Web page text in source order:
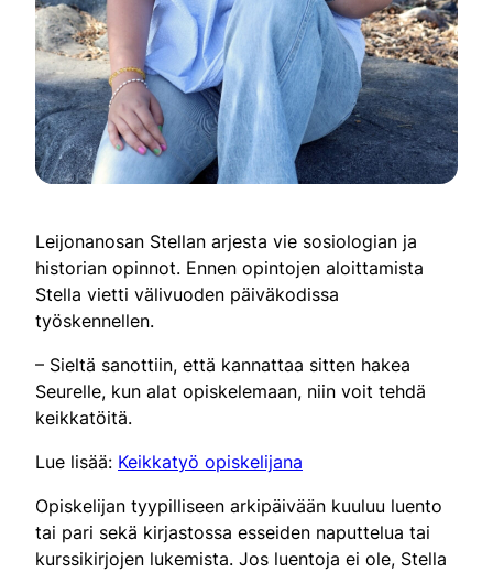
Leijonanosan Stellan arjesta vie sosiologian ja
historian opinnot. Ennen opintojen aloittamista
Stella vietti välivuoden päiväkodissa
työskennellen.
– Sieltä sanottiin, että kannattaa sitten hakea
Seurelle, kun alat opiskelemaan, niin voit tehdä
keikkatöitä.
Lue lisää: Keikkatyö opiskelijana
Opiskelijan tyypilliseen arkipäivään kuuluu luento
tai pari sekä kirjastossa esseiden naputtelua tai
kurssikirjojen lukemista. Jos luentoja ei ole, Stella